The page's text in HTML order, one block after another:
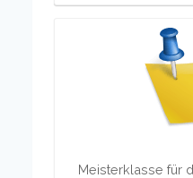
Meisterklasse für